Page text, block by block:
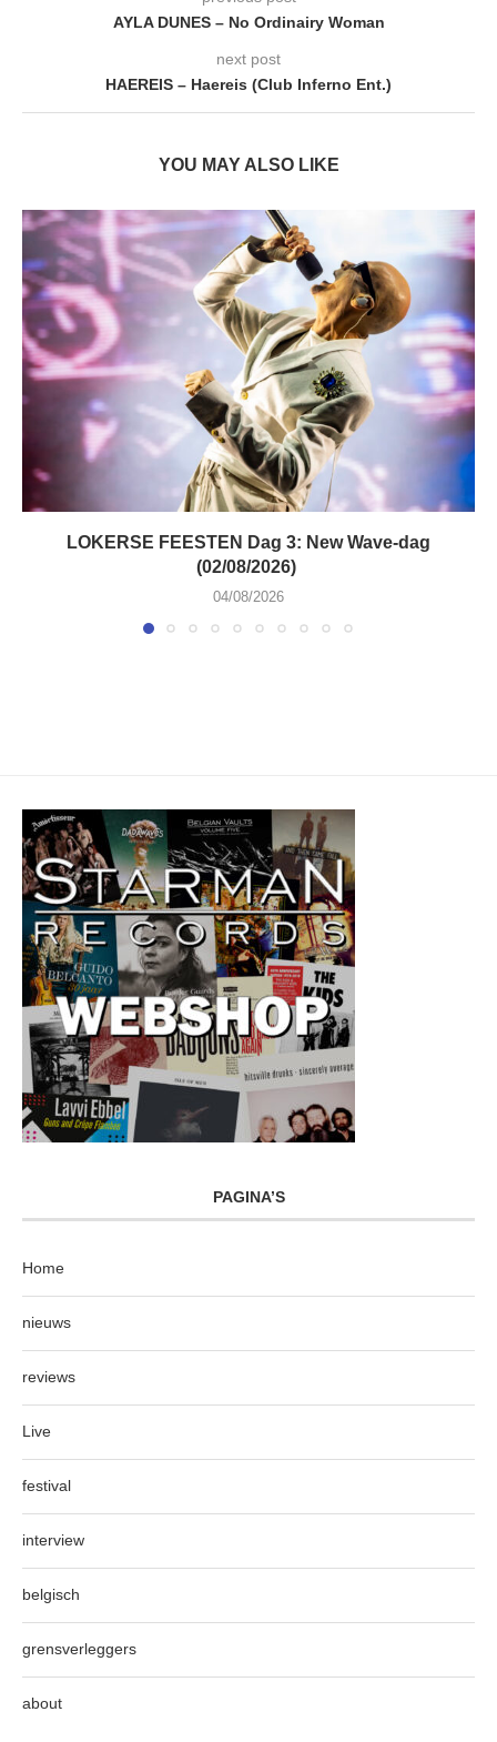
AYLA DUNES – No Ordinairy Woman
next post
HAEREIS – Haereis (Club Inferno Ent.)
YOU MAY ALSO LIKE
LOKERSE FEESTEN Dag 3: New Wave-dag
(02/08/2026)
04/08/2026
PAGINA’S
Home
nieuws
reviews
Live
festival
interview
belgisch
grensverleggers
about